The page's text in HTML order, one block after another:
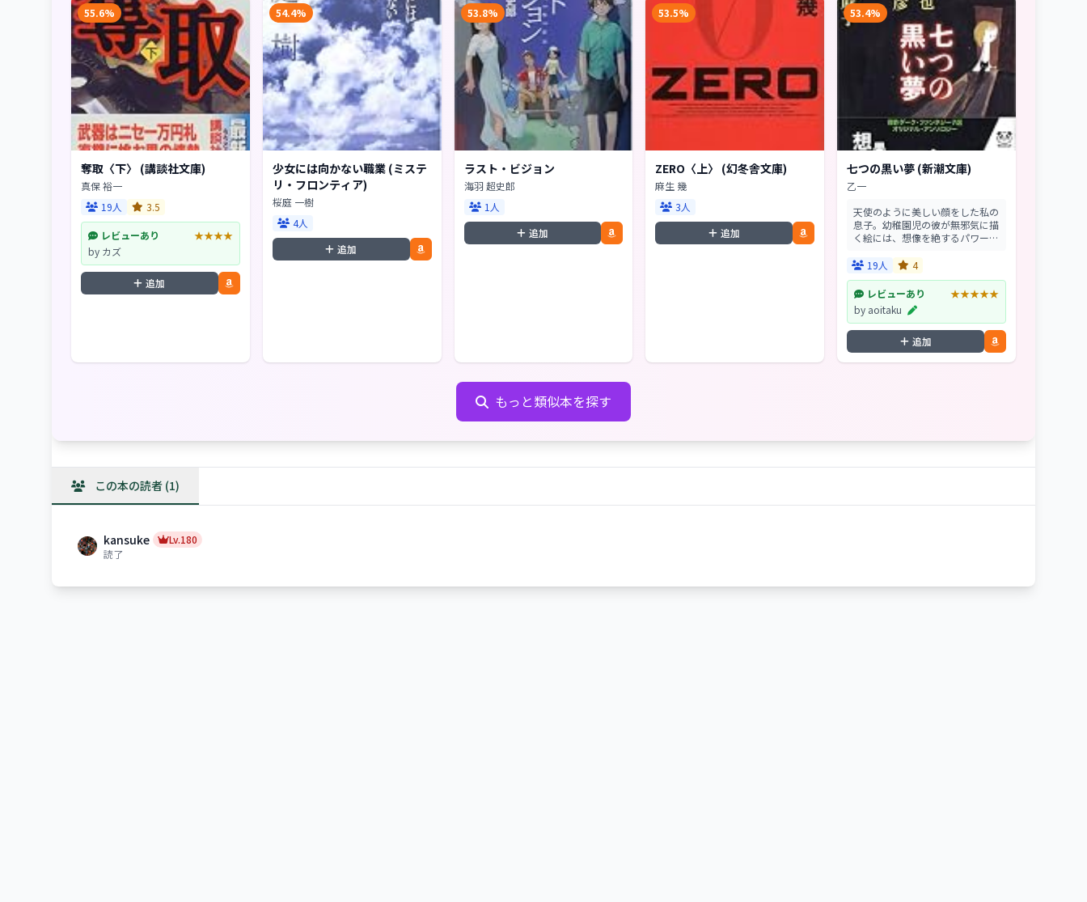
55.6%
奪取〈下〉 (講談社文庫)
真保 裕一
19人
3.5
レビューあり
★★★★
by カズ
追加
54.4%
少女には向かない職業 (ミステ
リ・フロンティア)
桜庭 一樹
4人
追加
53.8%
ラスト・ビジョン
海羽 超史郎
1人
追加
53.5%
ZERO〈上〉 (幻冬舎文庫)
麻生 幾
3人
追加
53.4%
七つの黒い夢 (新潮文庫)
乙一
天使のように美しい顔をした私の
息子。幼稚園児の彼が無邪気に描
く絵には、想像を絶するパワーが
傑作「この子の絵は未完成」をは
子ら、新感覚小説の旗...
19人 4
レビューあり
★★★★★
by aoitaku
追加
もっと類似本を探す
この本の読者 (1)
kansuke
Lv.180
読了